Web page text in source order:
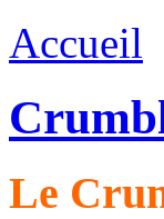
Accueil
Le